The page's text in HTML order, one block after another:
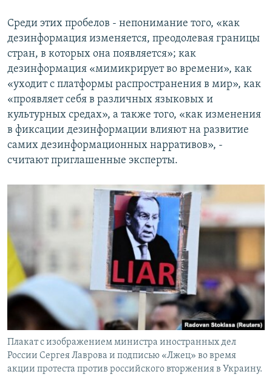
Среди этих пробелов - непонимание того, «как
дезинформация изменяется, преодолевая границы
стран, в которых она появляется»; как
дезинформация «мимикрирует во времени», как
«уходит с платформы распространения в мир», как
«проявляет себя в различных языковых и
культурных средах», а также того, «как изменения
в фиксации дезинформации влияют на развитие
самих дезинформационных нарративов», -
считают приглашенные эксперты.
Плакат с изображением министра иностранных дел
России Сергея Лаврова и подписью «Лжец» во время
акции протеста против российского вторжения в Украину.